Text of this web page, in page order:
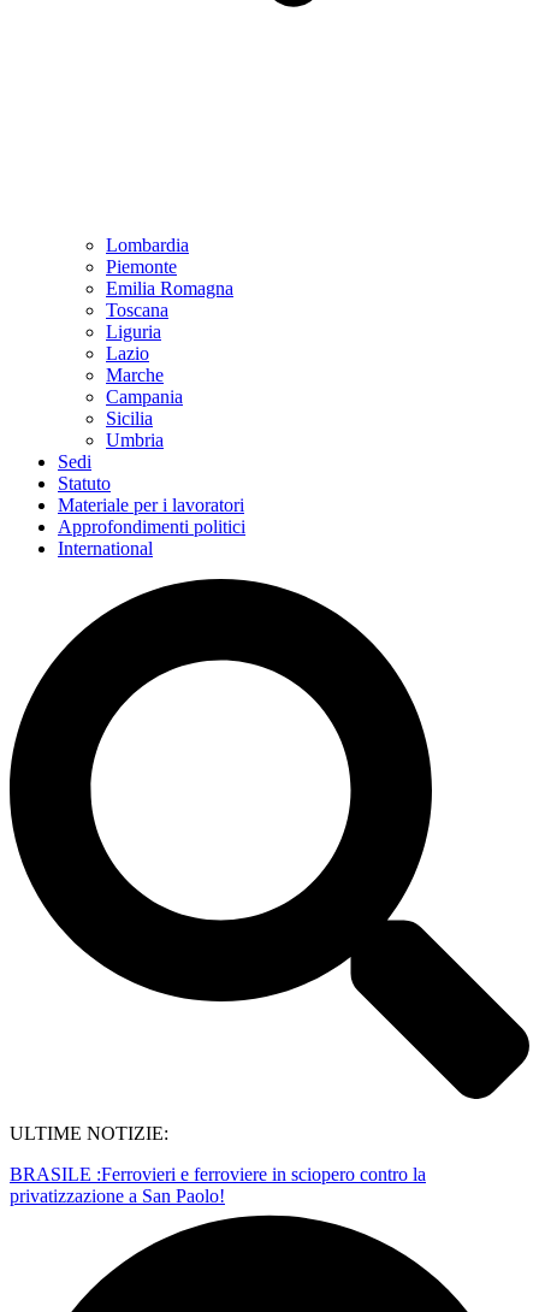
Lombardia
Piemonte
Emilia Romagna
Toscana
Liguria
Lazio
Marche
Campania
Sicilia
Umbria
Sedi
Statuto
Materiale per i lavoratori
Approfondimenti politici
International
ULTIME NOTIZIE:
BRASILE :Ferrovieri e ferroviere in sciopero contro la
privatizzazione a San Paolo!